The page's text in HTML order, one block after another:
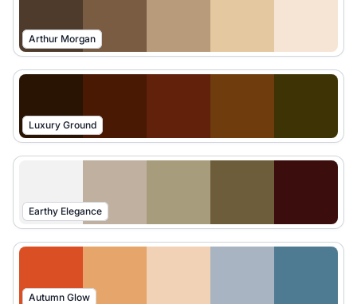
Arthur Morgan
Luxury Ground
Earthy Elegance
Autumn Glow